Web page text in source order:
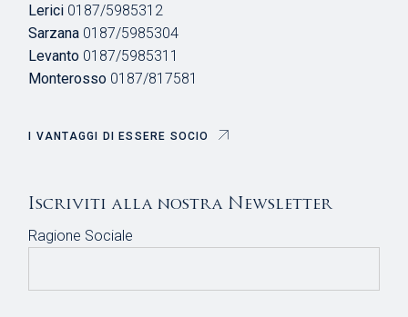
Lerici 0187/5985312
Sarzana 0187/5985304
Levanto 0187/5985311
Monterosso 0187/817581
I VANTAGGI DI ESSERE SOCIO
Iscriviti alla nostra Newsletter
Ragione Sociale